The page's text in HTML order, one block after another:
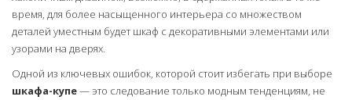
время, для более насыщенного интерьера со множеством
деталей уместным будет шкаф с декоративными элементами или
узорами на дверях.
Одной из ключевых ошибок, которой стоит избегать при выборе
шкафа-купе— это следование только модным тенденциям, не